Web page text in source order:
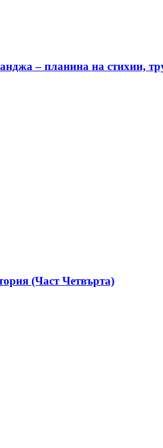
– планина на стихии,
(Част Четвърта)